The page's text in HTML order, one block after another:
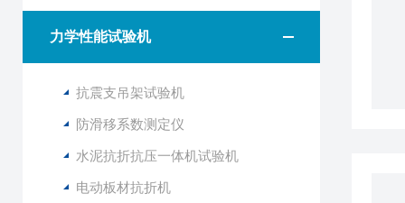
力学性能试验机
抗震支吊架试验机
防滑移系数测定仪
水泥抗折抗压一体机试验机
电动板材抗折机